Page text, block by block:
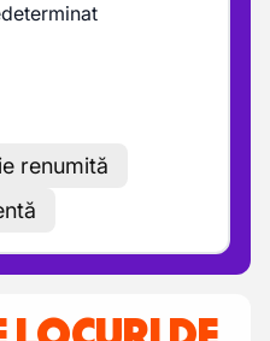
renumită